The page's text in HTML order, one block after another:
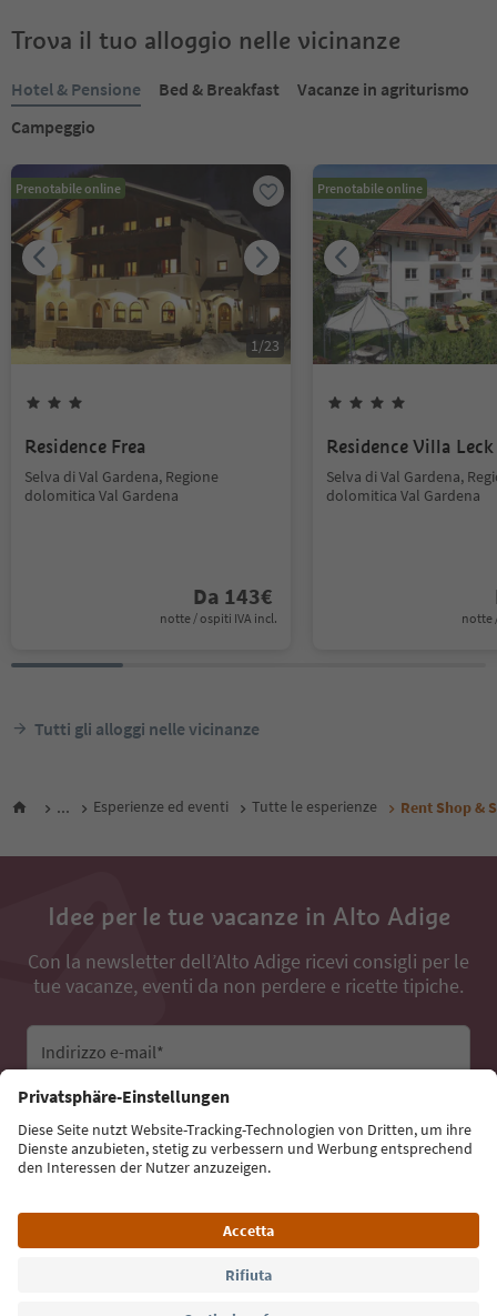
Trova il tuo alloggio nelle vicinanze
Hotel & Pensione Bed & Breakfast
Vacanze in agriturismo
Campeggio
Prenotabile online
1/23
Residence Frea
Selva di Val Gardena, Regione
dolomitica Val Gardena
Da 143€
notte / ospiti IVA incl.
Prenotabile online
Residence Villa Leck
Selva di Val Gardena,
dolomitica Val Gardena
notte
Tutti gli alloggi nelle vicinanze
... Esperienze ed eventi Tutte le esperienze Rent Shop &
Idee per le tue vacanze in Alto Adige
Con la newsletter dell’Alto Adige ricevi consigli per le
tue vacanze, eventi da non perdere e ricette tipiche.
Indirizzo e-mail*
Iscriviti alla newsletter